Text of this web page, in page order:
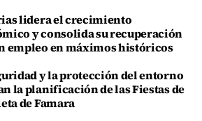
lidera el crecimiento
y consolida su recuperación
empleo en máximos históricos
y la protección del entorno
la planificación de las Fiestas de
de Famara